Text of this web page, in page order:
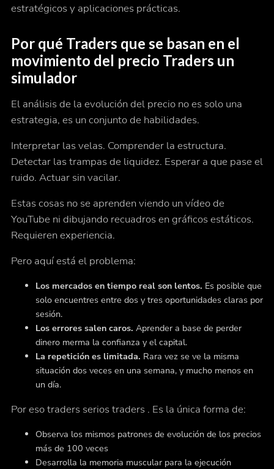
estratégicos y aplicaciones prácticas.
Por qué Traders que se basan en el
movimiento del precio Traders un
simulador
El análisis de la evolución del precio no es solo una
estrategia, es un conjunto de habilidades.
Interpretar las velas. Comprender la estructura.
Detectar las trampas de liquidez. Esperar a que pase el
ruido. Actuar sin vacilar.
Estas cosas no se aprenden viendo un vídeo de
YouTube ni dibujando recuadros en gráficos estáticos.
Requieren experiencia.
Pero aquí está el problema:
Los mercados en tiempo real son lentos. Es posible que
solo encuentres entre dos y tres oportunidades claras por
sesión.
Los errores salen caros. Aprender a base de perder
dinero merma la confianza y el capital.
La repetición es limitada. Rara vez se ve la misma
situación dos veces en una semana, y mucho menos en
un día.
Por eso traders serios traders . Es la única forma de:
Observa los mismos patrones de evolución de los precios
más de 100 veces
Desarrolla la memoria muscular para la ejecución